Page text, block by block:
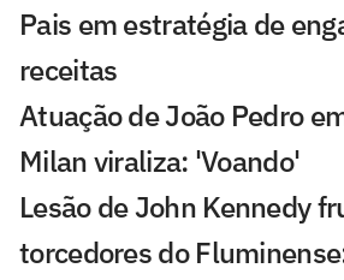
Pais em estratégia de
receitas
Atuação de João Pedro
Milan viraliza: 'Voando'
Lesão de John Kennedy
torcedores do